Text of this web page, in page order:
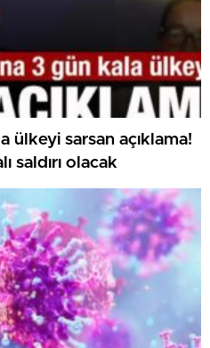
ülkeyi sarsan açıklama!
saldırı olacak